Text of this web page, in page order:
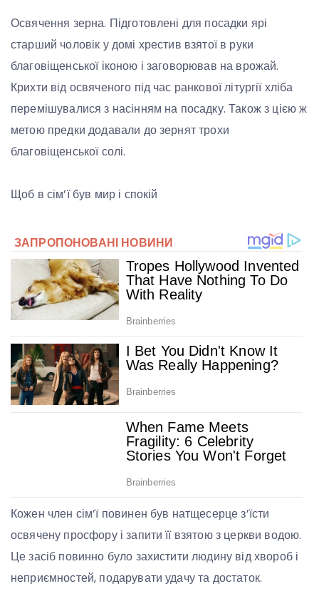
Освячення зерна. Підготовлені для посадки ярі
старший чоловік у домі хрестив взятої в руки
благовіщенської іконою і заговорював на врожай.
Крихти від освяченого під час ранкової літургії хліба
перемішувалися з насінням на посадку. Також з цією ж
метою предки додавали до зернят трохи
благовіщенської солі.
Щоб в сім’ї був мир і спокій
Кожен член сім’ї повинен був натщесерце з’їсти
освячену просфору і запити її взятою з церкви водою.
Це засіб повинно було захистити людину від хвороб і
неприємностей, подарувати удачу та достаток.